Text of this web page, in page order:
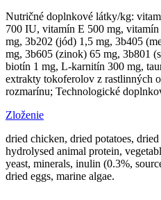
Nutričné doplnkové látky/kg:
700 IU, vitamín E 500 mg,
mg, 3b202 (jód) 1,5 mg, 3b405
mg, 3b605 (zinok) 65 mg, 3b801
biotín 1 mg, L-karnitín 300 mg,
extrakty tokoferolov z rastlinných
rozmarínu; Technologické
Zloženie
dried chicken, dried potatoes,
hydrolysed animal protein,
yeast, minerals, inulin (0.3%,
dried eggs, marine algae.